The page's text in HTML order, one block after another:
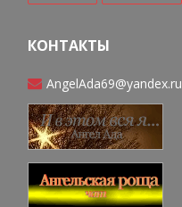
КОНТАКТЫ
AngelAda69@yandex.ru